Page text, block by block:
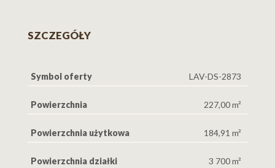
SZCZEGÓŁY
Symbol oferty LAV-DS-2873
Powierzchnia 227,00 m²
Powierzchnia użytkowa 184,91 m²
Powierzchnia działki 3 700 m²